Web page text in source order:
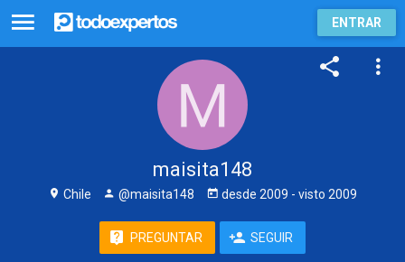
ENTRAR
maisita148
Chile @maisita148 desde 2009 - visto 2009
PREGUNTAR SEGUIR